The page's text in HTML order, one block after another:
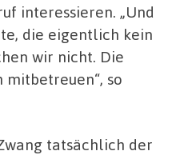
interessieren. „Und
die eigentlich kein
wir nicht. Die
mitbetreuen“, so
tatsächlich der